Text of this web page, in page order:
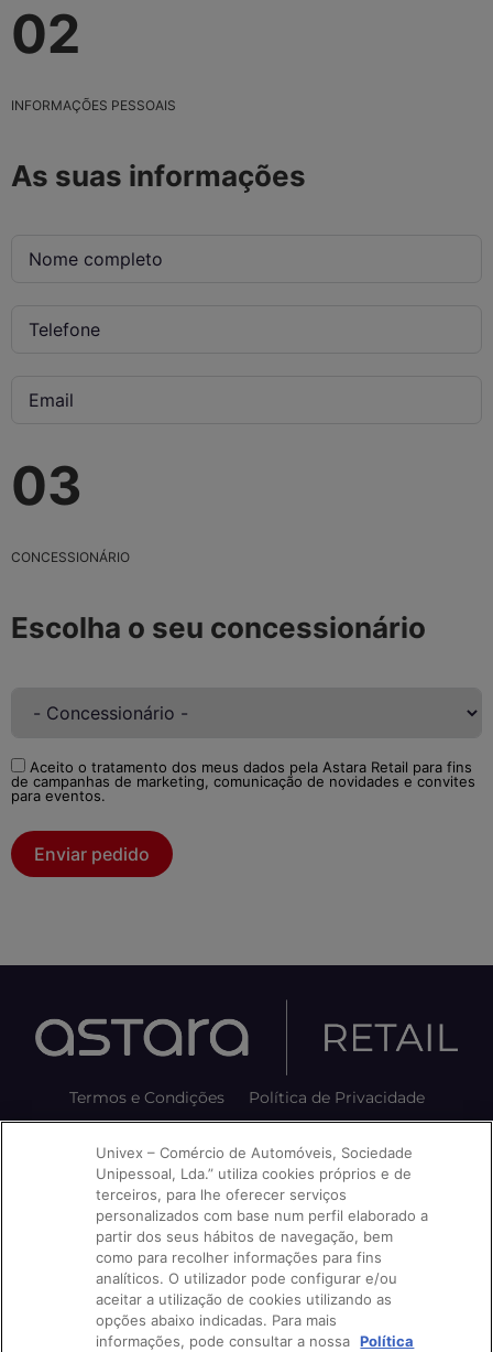
02
INFORMAÇÕES PESSOAIS
As suas informações
03
CONCESSIONÁRIO
Escolha o seu concessionário
Aceito o tratamento dos meus dados pela Astara Retail para fins
de campanhas de marketing, comunicação de novidades e convites
para eventos.
Enviar pedido
Termos e Condições Política de Privacidade
Livro de Reclamações
Siga-nos nas nossas redes:
Univex – Comércio de Automóveis, Sociedade
Unipessoal, Lda.” utiliza cookies próprios e de
terceiros, para lhe oferecer serviços
personalizados com base num perfil elaborado a
partir dos seus hábitos de navegação, bem
como para recolher informações para fins
analíticos. O utilizador pode configurar e/ou
aceitar a utilização de cookies utilizando as
opções abaixo indicadas. Para mais
informações, pode consultar a nossa Política